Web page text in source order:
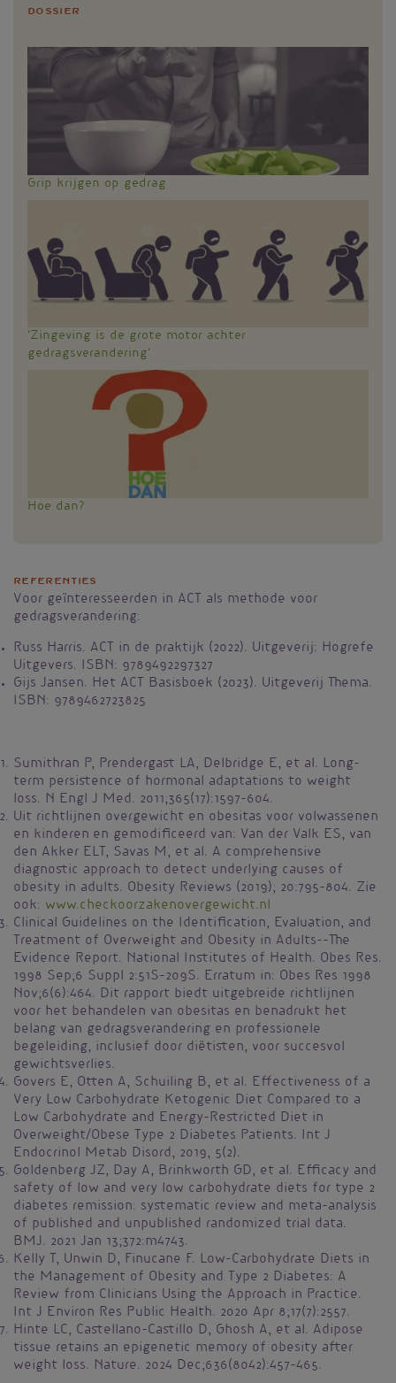
Dossier
Grip krijgen op gedrag
'Zingeving is de grote motor achter
gedragsverandering'
Hoe dan?
Referenties
Voor geïnteresseerden in ACT als methode voor
gedragsverandering:
Russ Harris. ACT in de praktijk (2022). Uitgeverij: Hogrefe
Uitgevers. ISBN: 9789492297327
Gijs Jansen. Het ACT Basisboek (2023). Uitgeverij Thema.
ISBN: 9789462723825
Sumithran P, Prendergast LA, Delbridge E, et al. Long-
term persistence of hormonal adaptations to weight
loss. N Engl J Med. 2011;365(17):1597-604.
Uit richtlijnen overgewicht en obesitas voor volwassenen
en kinderen en gemodificeerd van: Van der Valk ES, van
den Akker ELT, Savas M, et al. A comprehensive
diagnostic approach to detect underlying causes of
obesity in adults. Obesity Reviews (2019); 20:795-804. Zie
ook: www.checkoorzakenovergewicht.nl
Clinical Guidelines on the Identification, Evaluation, and
Treatment of Overweight and Obesity in Adults--The
Evidence Report. National Institutes of Health. Obes Res.
1998 Sep;6 Suppl 2:51S-209S. Erratum in: Obes Res 1998
Nov;6(6):464. Dit rapport biedt uitgebreide richtlijnen
voor het behandelen van obesitas en benadrukt het
belang van gedragsverandering en professionele
begeleiding, inclusief door diëtisten, voor succesvol
gewichtsverlies.
Govers E, Otten A, Schuiling B, et al. Effectiveness of a
Very Low Carbohydrate Ketogenic Diet Compared to a
Low Carbohydrate and Energy-Restricted Diet in
Overweight/Obese Type 2 Diabetes Patients. Int J
Endocrinol Metab Disord, 2019, 5(2).
Goldenberg JZ, Day A, Brinkworth GD, et al. Efficacy and
safety of low and very low carbohydrate diets for type 2
diabetes remission: systematic review and meta-analysis
of published and unpublished randomized trial data.
BMJ. 2021 Jan 13;372:m4743.
Kelly T, Unwin D, Finucane F. Low-Carbohydrate Diets in
the Management of Obesity and Type 2 Diabetes: A
Review from Clinicians Using the Approach in Practice.
Int J Environ Res Public Health. 2020 Apr 8;17(7):2557.
Hinte LC, Castellano-Castillo D, Ghosh A, et al. Adipose
tissue retains an epigenetic memory of obesity after
weight loss. Nature. 2024 Dec;636(8042):457-465.